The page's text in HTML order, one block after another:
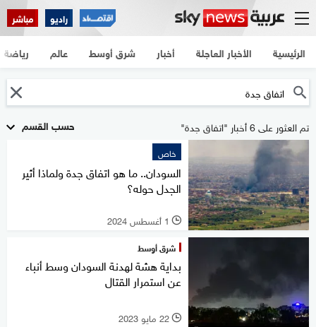
راديو مباشر
الرئيسية الأخبار العاجلة أخبار شرق أوسط عالم رياضة
حسب القسم تم العثور على 6 أخبار "اتفاق جدة"
خاص
السودان.. ما هو اتفاق جدة ولماذا أثير
الجدل حوله؟
l 1 أغسطس 2024
شرق أوسط
بداية هشة لهدنة السودان وسط أنباء
عن استمرار القتال
l 22 مايو 2023